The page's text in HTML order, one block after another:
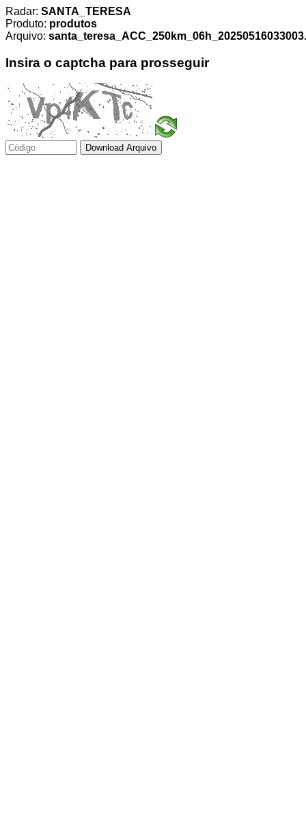
Radar: SANTA_TERESA
Produto: produtos
Arquivo:
Insira o captcha para prosseguir